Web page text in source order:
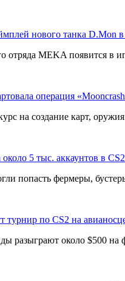
нового танка D.Mon
отряда MEKA появится в
операция
на создание карт,
около 5 тыс. аккаунтов в
попасть фермеры,
турнир по CS2 на
разыграют около $500